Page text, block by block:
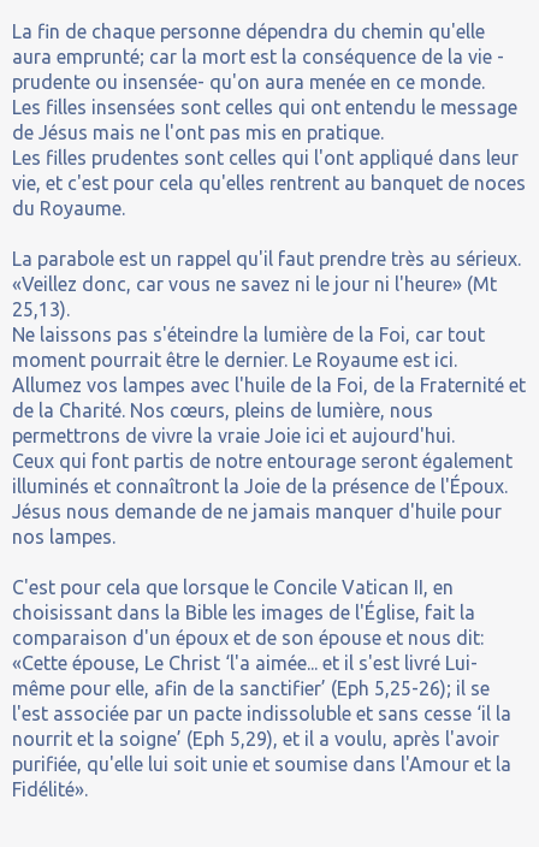
La fin de chaque personne dépendra du chemin qu'elle
aura emprunté; car la mort est la conséquence de la vie -
prudente ou insensée- qu'on aura menée en ce monde.
Les filles insensées sont celles qui ont entendu le message
de Jésus mais ne l'ont pas mis en pratique.
Les filles prudentes sont celles qui l'ont appliqué dans leur
vie, et c'est pour cela qu'elles rentrent au banquet de noces
du Royaume.
La parabole est un rappel qu'il faut prendre très au sérieux.
«Veillez donc, car vous ne savez ni le jour ni l'heure» (Mt
25,13).
Ne laissons pas s'éteindre la lumière de la Foi, car tout
moment pourrait être le dernier. Le Royaume est ici.
Allumez vos lampes avec l'huile de la Foi, de la Fraternité et
de la Charité. Nos cœurs, pleins de lumière, nous
permettrons de vivre la vraie Joie ici et aujourd'hui.
Ceux qui font partis de notre entourage seront également
illuminés et connaîtront la Joie de la présence de l'Époux.
Jésus nous demande de ne jamais manquer d'huile pour
nos lampes.
C'est pour cela que lorsque le Concile Vatican II, en
choisissant dans la Bible les images de l'Église, fait la
comparaison d'un époux et de son épouse et nous dit:
«Cette épouse, Le Christ ‘l'a aimée... et il s'est livré Lui-
même pour elle, afin de la sanctifier’ (Eph 5,25-26); il se
l'est associée par un pacte indissoluble et sans cesse ‘il la
nourrit et la soigne’ (Eph 5,29), et il a voulu, après l'avoir
purifiée, qu'elle lui soit unie et soumise dans l'Amour et la
Fidélité».